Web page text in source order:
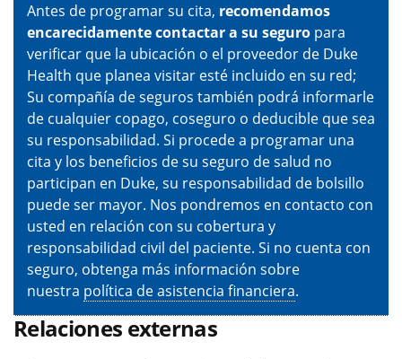
Antes de programar su cita, recomendamos
encarecidamente contactar a su seguro para
verificar que la ubicación o el proveedor de Duke
Health que planea visitar esté incluido en su red;
Su compañía de seguros también podrá informarle
de cualquier copago, coseguro o deducible que sea
su responsabilidad. Si procede a programar una
cita y los beneficios de su seguro de salud no
participan en Duke, su responsabilidad de bolsillo
puede ser mayor. Nos pondremos en contacto con
usted en relación con su cobertura y
responsabilidad civil del paciente. Si no cuenta con
seguro, obtenga más información sobre
nuestra política de asistencia financiera.
Relaciones externas